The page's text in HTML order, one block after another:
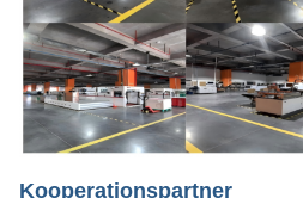
Kooperationspartner